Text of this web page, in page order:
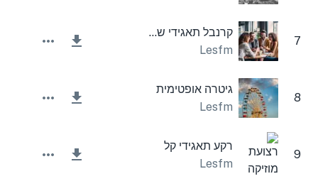
7
קרנבל תאגידי שמח
Lesfm
8
גיטרה אופטימית
Lesfm
9
רקע תאגידי קל
Lesfm